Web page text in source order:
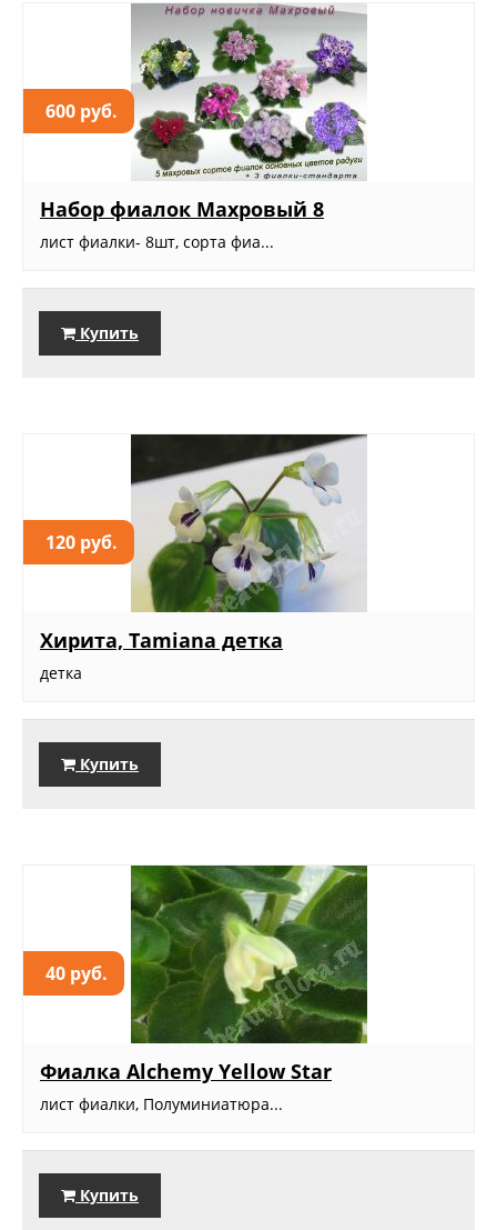
600 руб.
Набор фиалок Махровый 8
лист фиалки- 8шт, сорта фиа...
Купить
120 руб.
Хирита, Tamiana детка
детка
Купить
40 руб.
Фиалка Alchemy Yellow Star
лист фиалки, Полуминиатюра...
Купить